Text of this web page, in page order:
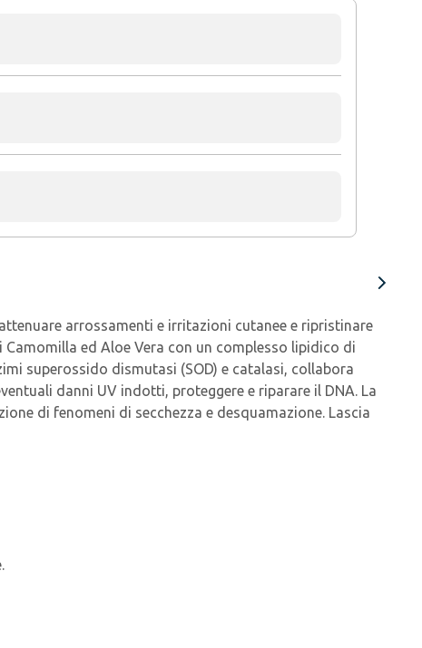
arrossamenti e irritazioni cutanee e ripristinare
ed Aloe Vera con un complesso lipidico di
superossido dismutasi (SOD) e catalasi, collabora
danni UV indotti, proteggere e riparare il DNA. La
di fenomeni di secchezza e desquamazione. Lascia